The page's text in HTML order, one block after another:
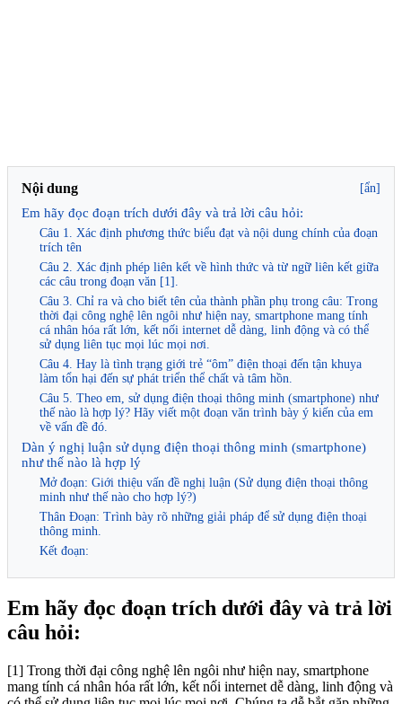
Nội dung [ẩn]
Em hãy đọc đoạn trích dưới đây và trả lời câu hỏi:
Câu 1. Xác định phương thức biểu đạt và nội dung chính của đoạn
trích tên
Câu 2. Xác định phép liên kết về hình thức và từ ngữ liên kết giữa
các câu trong đoạn văn [1].
Câu 3. Chỉ ra và cho biết tên của thành phần phụ trong câu: Trong
thời đại công nghệ lên ngôi như hiện nay, smartphone mang tính
cá nhân hóa rất lớn, kết nối internet dễ dàng, linh động và có thể
sử dụng liên tục mọi lúc mọi nơi.
Câu 4. Hay là tình trạng giới trẻ “ôm” điện thoại đến tận khuya
làm tổn hại đến sự phát triển thể chất và tâm hồn.
Câu 5. Theo em, sử dụng điện thoại thông minh (smartphone) như
thế nào là hợp lý? Hãy viết một đoạn văn trình bày ý kiến của em
về vấn đề đó.
Dàn ý nghị luận sử dụng điện thoại thông minh (smartphone)
như thế nào là hợp lý
Mở đoạn: Giới thiệu vấn đề nghị luận (Sử dụng điện thoại thông
minh như thế nào cho hợp lý?)
Thân Đoạn: Trình bày rõ những giải pháp để sử dụng điện thoại
thông minh.
Kết đoạn:
Em hãy đọc đoạn trích dưới đây và trả lời
câu hỏi:
[1] Trong thời đại công nghệ lên ngôi như hiện nay, smartphone
mang tính cá nhân hóa rất lớn, kết nối internet dễ dàng, linh động và